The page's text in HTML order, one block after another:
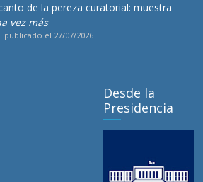
de la pereza curatorial: muestra
vez más
publicado el 27/07/2026
Desde la
Presidencia